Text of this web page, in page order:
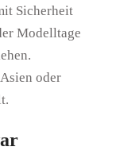
Sicherheit
Modelltage
oder